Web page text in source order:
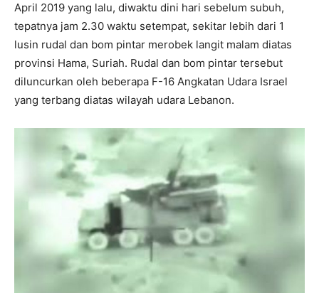
April 2019 yang lalu, diwaktu dini hari sebelum subuh,
tepatnya jam 2.30 waktu setempat, sekitar lebih dari 1
lusin rudal dan bom pintar merobek langit malam diatas
provinsi Hama, Suriah. Rudal dan bom pintar tersebut
diluncurkan oleh beberapa F-16 Angkatan Udara Israel
yang terbang diatas wilayah udara Lebanon.